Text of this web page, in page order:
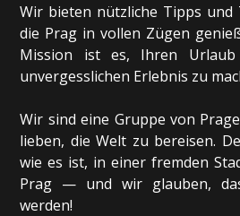
Wir bieten nützliche Tipps
die Prag in vollen Zügen
Mission ist es, Ihren
unvergesslichen Erlebnis zu
Wir sind eine Gruppe von
lieben, die Welt zu bereisen.
wie es ist, in einer fremden
Prag — und wir glauben,
werden!